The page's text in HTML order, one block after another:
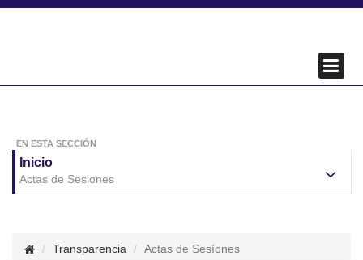
EN ESTA SECCIÓN
Inicio
Actas de Sesiones
Transparencia Actas de Sesíones